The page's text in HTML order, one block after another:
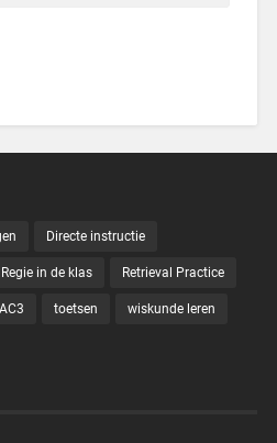
Directe instructie
Regie in de klas Retrieval Practice
toetsen wiskunde leren